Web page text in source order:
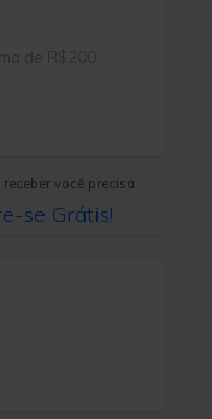
de R$200.
receber você precisa
se Grátis!